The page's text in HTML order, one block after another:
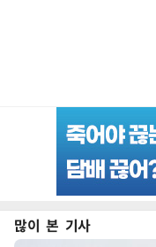
많이 본 기사